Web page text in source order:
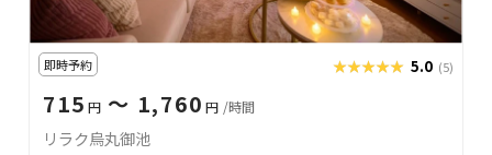
即時予約 ★★★★★
★★★★★ 5.0 (5)
715 円 〜 1,760 円 /時間
リラク烏丸御池